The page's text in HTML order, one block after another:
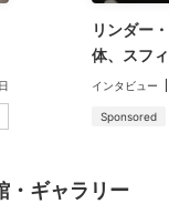
リンダー
体、スフ
抵抗のメ
インタビュー
Sponsored
・ギャラリー